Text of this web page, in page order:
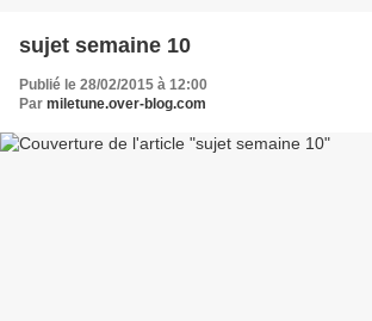
sujet semaine 10
Publié le 28/02/2015 à 12:00
Par miletune.over-blog.com